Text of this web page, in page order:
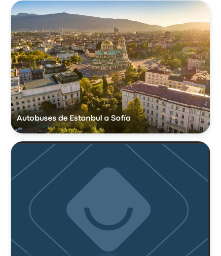
Autobuses de Estanbul a Sofía